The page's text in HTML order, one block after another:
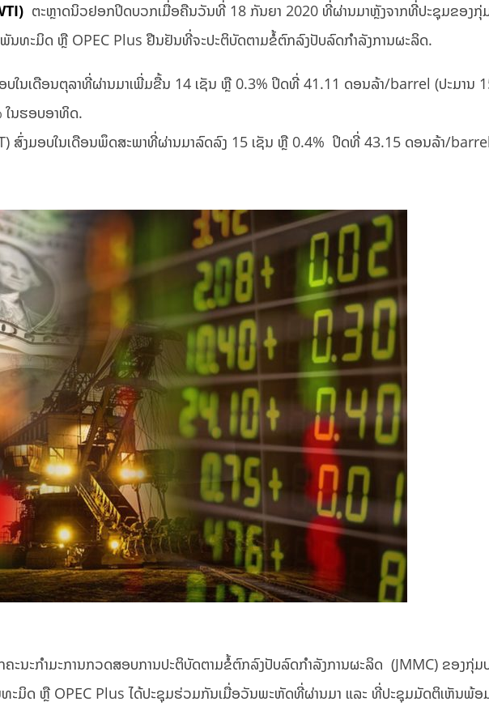
ຕະຫຼາດນິວຢອກປິດບວກເມື່ອຄືນວັນທີ່ 18 ກັນຍາ 2020 ທີ່ຜ່ານມາຫຼັງຈາກທີ່ປະຊຸມຂອງກຸ່
ພັນທະມິດ ຫຼື OPEC Plus ຢືນຢັນທີ່ຈະປະຕິບັດຕາມຂໍ້ຕົກລົງປັບລົດກຳລັງການຜະລິດ.
ບໃນເດືອນຕຸລາທີ່ຜ່ານມາເພີ່ມຂື້ນ 14 ເຊັນ ຫຼື 0.3% ປິດທີ່ 41.11 ດອນລ້າ/barrel (ປະມານ
ນຮອບອາທິດ.
ສົ່ງມອບໃນເດືອນພຶດສະພາທີ່ຜ່ານມາລົດລົງ 15 ເຊັນ ຫຼື 0.4% ປິດທີ່ 43.15 ດອນລ້າ/
ະນະກຳມະການກວດສອບການປະຕິບັດຕາມຂໍ້ຕົກລົງປັບລົດກຳລັງການຜະລິດ (JMMC) ຂອງກຸ່ມ
ທະມິດ ຫຼື OPEC Plus ໄດ້ປະຊຸມຮ່ວມກັນເມື່ອວັນພະຫັດທີ່ຜ່ານມາ ແລະ ທີ່ປະຊຸມມັດຕິເຫັນພ້ອ